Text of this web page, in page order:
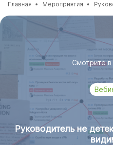
ФУНКЦИОНАЛЬНОСТЬ
Стратегическое
Планирование проектов
Портфели и программы
Agile-доски
База знаний
ДЛЯ КОМАНД
ДляИТ-департаментов
Получить
Главная Мероприятия
Смотрите в
Руководитель не